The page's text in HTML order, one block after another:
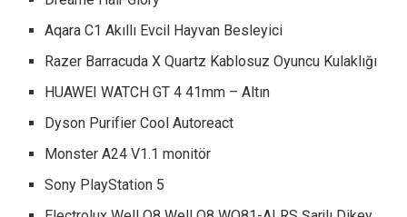
Aqara C1 Akıllı Evcil Hayvan Besleyici
Razer Barracuda X Quartz Kablosuz Oyuncu Kulaklığı
HUAWEI WATCH GT 4 41mm – Altın
Dyson Purifier Cool Autoreact
Monster A24 V1.1 monitör
Sony PlayStation 5